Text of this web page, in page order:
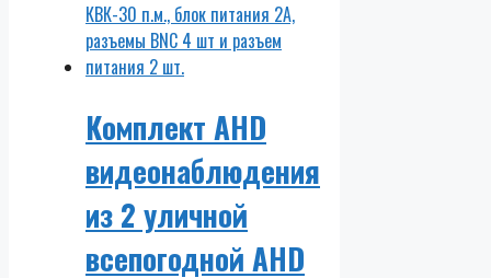
Комплект AHD
видеонаблюдения
из 2 уличной
всепогодной AHD